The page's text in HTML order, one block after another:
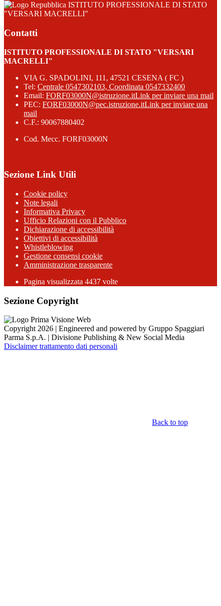
ISTITUTO PROFESSIONALE DI STATO
"VERSARI MACRELLI"
Contatti
ISTITUTO PROFESSIONALE DI STATO "VERSARI
MACRELLI"
VIA G. SPADOLINI, 111, 47521 CESENA ( FC )
Tel: Centrale 0547302103, Coordinata 0547332400
Email: FORF03000N@istruzione.itLink per inviare una mail
PEC: FORF03000N@pec.istruzione.itLink per inviare una
mail
C.F.: 90067880402
Cod. Mecc. FORF03000N
Sezione Link Utili
Cookie policy
Note legali
Informativa Privacy
Ufficio Relazioni con il Pubblico
Dichiarazione di accessibilità
Obiettivi di accessibilità
Whistleblowing
Gestione consensi cookie
Amministrazione trasparente
Pagina visualizzata 4437 volte
Sezione Copyright
Copyright 2026 | Engineered and powered by Gruppo Spaggiari
Parma S.p.A. | Divisione Publishing & New Social Media
Disclaimer trattamento dati personali
Back to top